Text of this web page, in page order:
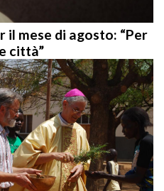
il mese di agosto: “Per
città”